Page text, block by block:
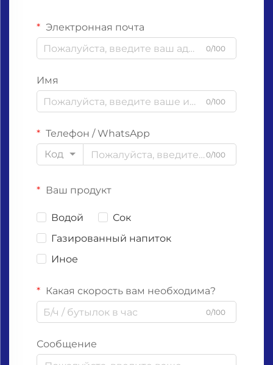
Электронная почта
0/100
Имя
0/100
Телефон / WhatsApp
Код
0/100
Ваш продукт
Водой
Сок
Газированный напиток
Иное
Какая скорость вам необходима?
0/100
Сообщение